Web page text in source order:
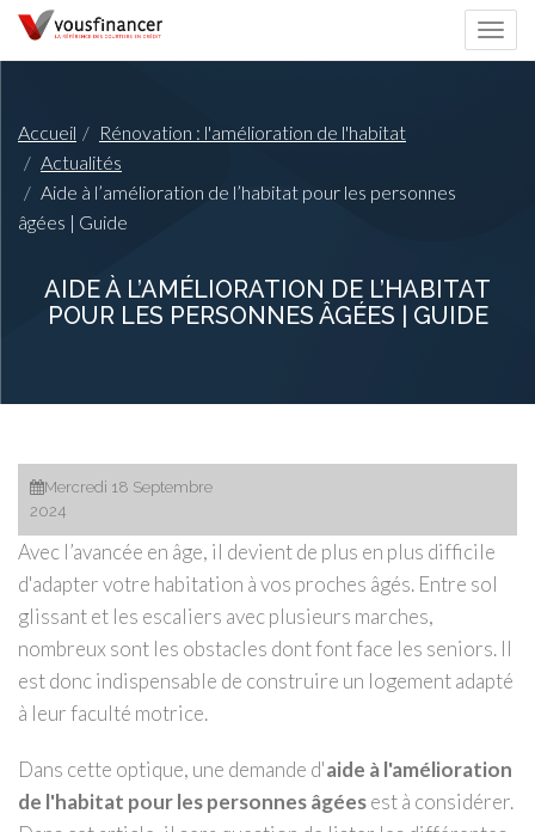
Accueil
Rénovation : l'amélioration de l'habitat
Actualités
Aide à l’amélioration de l’habitat pour les personnes
âgées | Guide
AIDE À L’AMÉLIORATION DE L’HABITAT
POUR LES PERSONNES ÂGÉES | GUIDE
Mercredi 18 Septembre
2024
Avec l’avancée en âge, il devient de plus en plus difficile
d'adapter votre habitation à vos proches âgés. Entre sol
glissant et les escaliers avec plusieurs marches,
nombreux sont les obstacles dont font face les seniors. Il
est donc indispensable de construire un logement adapté
à leur faculté motrice.
Dans cette optique, une demande d'aide à l'amélioration
de l'habitat pour les personnes âgéesest à considérer.